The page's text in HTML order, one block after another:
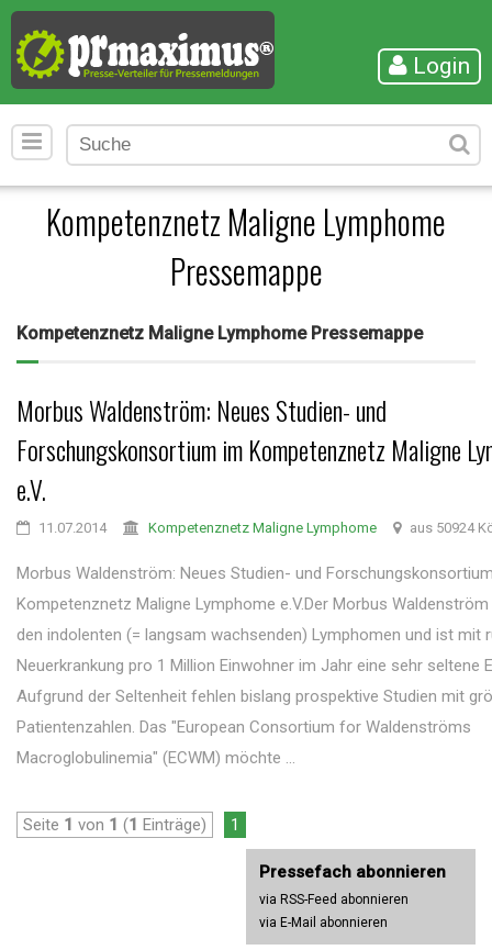
Login
Kompetenznetz Maligne Lymphome
Pressemappe
Kompetenznetz Maligne Lymphome Pressemappe
Morbus Waldenström: Neues Studien- und
Forschungskonsortium im Kompetenznetz Maligne
e.V.
11.07.2014 Kompetenznetz Maligne Lymphome aus 50924
Morbus Waldenström: Neues Studien- und
Kompetenznetz Maligne Lymphome e.V.Der Morbus
den indolenten (= langsam wachsenden) Lymphomen und ist mit
Neuerkrankung pro 1 Million Einwohner im Jahr eine sehr seltene
Aufgrund der Seltenheit fehlen bislang prospektive Studien mit
Patientenzahlen. Das "European Consortium for Waldenströms
Macroglobulinemia" (ECWM) möchte ...
Seite 1 von 1 (1 Einträge) 1
Pressefach abonnieren
via RSS-Feed abonnieren
via E-Mail abonnieren